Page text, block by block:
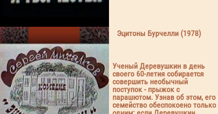
Эцитоны Бурчелли (1978)
Ученый Деревушкин в день
своего 60-летия собирается
совершить необычный
поступок - прыжок с
парашютом. Узнав об этом, его
семейство обеспокоено только